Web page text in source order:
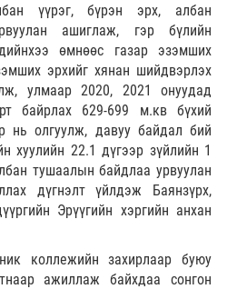
үүрэг, бүрэн эрх, албан
ашиглаж, гэр бүлийн
өмнөөс газар эзэмших
эрхийг хянан шийдвэрлэх
улмаар 2020, 2021 онуудад
байрлах 629-699 м.кв бүхий
нь олгуулж, давуу байдал бий
хуулийн 22.1 дүгээр зүйлийн 1
тушаалын байдлаа урвуулан
дүгнэлт үйлдэж Баянзүрх,
Эрүүгийн хэргийн анхан
коллежийн захирлаар буюу
ажиллаж байхдаа сонгон